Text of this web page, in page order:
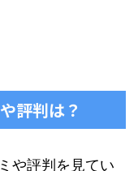
評判は？
や評判を見てい